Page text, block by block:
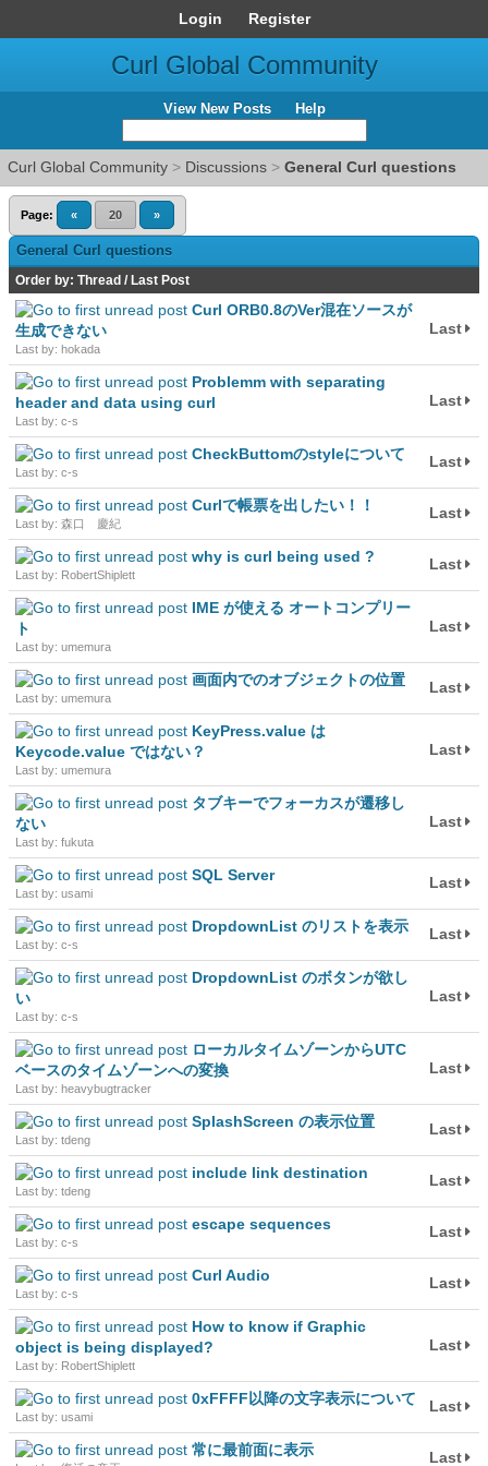
Login Register
Curl Global Community
View New Posts Help
Curl Global Community > Discussions > General Curl questions
Page: « 20 »
General Curl questions
Order by: Thread / Last Post
Curl ORB0.8のVer混在ソースが
生成できない
Last by: hokada
Last
Problemm with separating
header and data using curl
Last by: c-s
Last
CheckButtomのstyleについて
Last by: c-s
Last
Curlで帳票を出したい！！
Last by: 森口 慶紀
Last
why is curl being used ?
Last by: RobertShiplett
Last
IME が使える オートコンプリー
ト
Last by: umemura
Last
画面内でのオブジェクトの位置
Last by: umemura
Last
KeyPress.value は
Keycode.value ではない？
Last by: umemura
Last
タブキーでフォーカスが遷移し
ない
Last by: fukuta
Last
SQL Server
Last by: usami
Last
DropdownList のリストを表示
Last by: c-s
Last
DropdownList のボタンが欲し
い
Last by: c-s
Last
ローカルタイムゾーンからUTC
ベースのタイムゾーンへの変換
Last by: heavybugtracker
Last
SplashScreen の表示位置
Last by: tdeng
Last
include link destination
Last by: tdeng
Last
escape sequences
Last by: c-s
Last
Curl Audio
Last by: c-s
Last
How to know if Graphic
object is being displayed?
Last by: RobertShiplett
Last
0xFFFF以降の文字表示について
Last by: usami
Last
常に最前面に表示 Last